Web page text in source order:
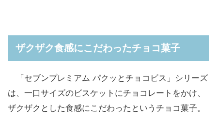
ザクザク食感にこだわったチョコ菓子
「セブンプレミアム パクッとチョコビス」シリーズ
は、一口サイズのビスケットにチョコレートをかけ、
ザクザクとした食感にこだわったというチョコ菓子。